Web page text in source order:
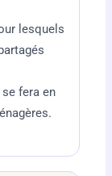
lesquels
fera en